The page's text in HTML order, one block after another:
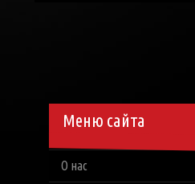
Меню сайта
О нас